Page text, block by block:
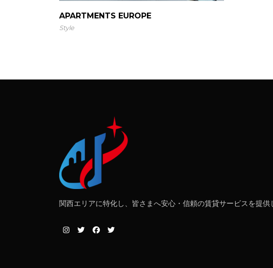
APARTMENTS EUROPE
Style
関西エリアに特化し、皆さまへ安心・信頼の賃貸サービスを提供